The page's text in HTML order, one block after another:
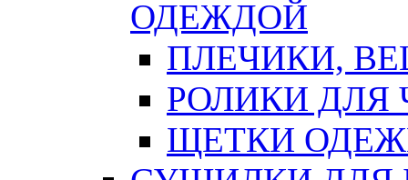
ОДЕЖДОЙ
ПЛЕЧИКИ,
РОЛИКИ ДЛЯ
ЩЕТКИ